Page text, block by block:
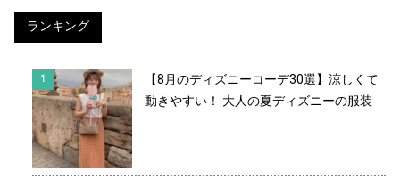
ランキング
【8月のディズニーコーデ30選】涼しくて
動きやすい！ 大人の夏ディズニーの服装